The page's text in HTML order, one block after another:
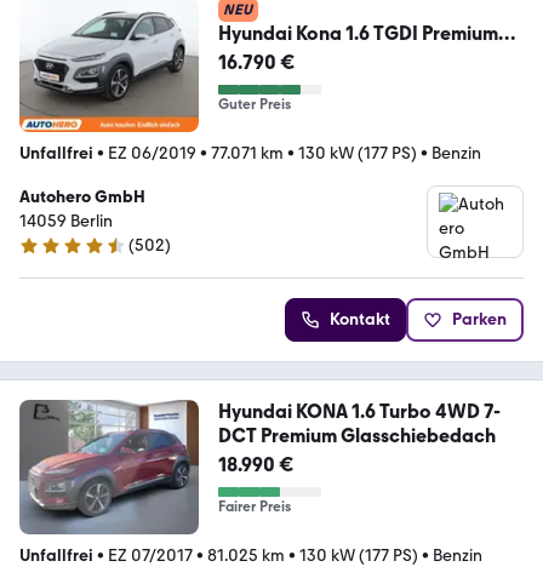
NEU
Hyundai Kona 1.6 TGDI Premium
2WD Aut.*NAVI*CAM*LED*HUD*
16.790 €
Guter Preis
Unfallfrei • EZ 06/2019 • 77.071 km • 130 kW (177 PS) • Benzin
Autohero GmbH
14059 Berlin
4.5 Sterne
(502)
Kontakt Parken
Hyundai KONA 1.6 Turbo 4WD 7-
DCT Premium Glasschiebedach
18.990 €
Fairer Preis
Unfallfrei • EZ 07/2017• 81.025 km • 130 kW (177 PS) • Benzin